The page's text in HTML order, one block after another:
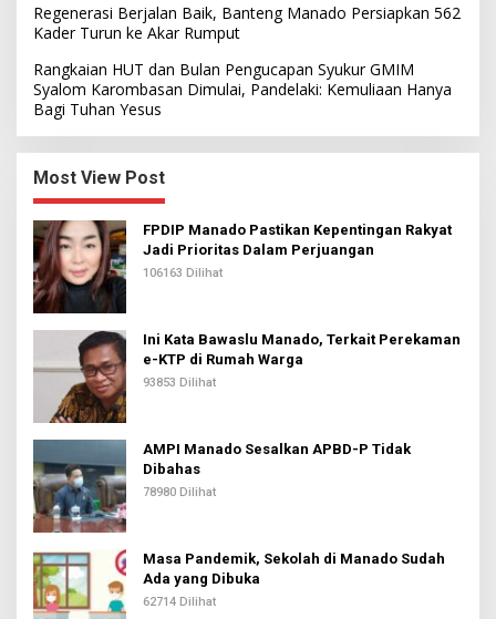
Regenerasi Berjalan Baik, Banteng Manado Persiapkan 562
Kader Turun ke Akar Rumput
Rangkaian HUT dan Bulan Pengucapan Syukur GMIM
Syalom Karombasan Dimulai, Pandelaki: Kemuliaan Hanya
Bagi Tuhan Yesus
Most View Post
FPDIP Manado Pastikan Kepentingan Rakyat
Jadi Prioritas Dalam Perjuangan
106163 Dilihat
Ini Kata Bawaslu Manado, Terkait Perekaman
e-KTP di Rumah Warga
93853 Dilihat
AMPI Manado Sesalkan APBD-P Tidak
Dibahas
78980 Dilihat
Masa Pandemik, Sekolah di Manado Sudah
Ada yang Dibuka
62714 Dilihat